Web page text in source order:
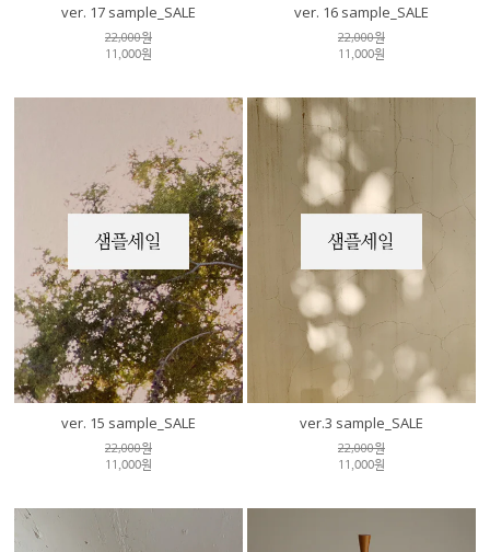
ver. 17 sample_SALE
22,000원
11,000원
ver. 16 sample_SALE
22,000원
11,000원
ver. 15 sample_SALE
22,000원
11,000원
ver.3 sample_SALE
22,000원
11,000원